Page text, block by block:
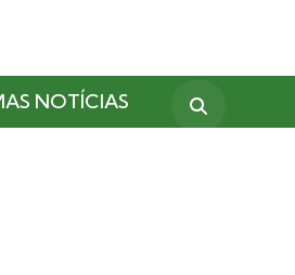
NOTÍCIAS